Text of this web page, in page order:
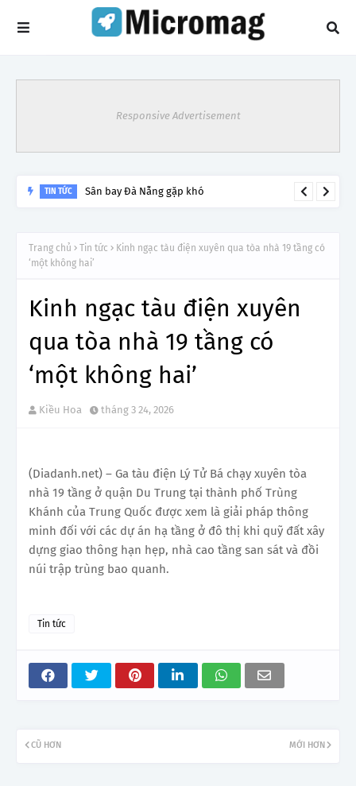
Responsive Advertisement
TIN TỨC Sân bay Đà Nẵng gặp khó
Trang chủ Tin tức
Kinh ngạc tàu điện xuyên qua tòa nhà 19 tầng có
‘một không hai’
Kinh ngạc tàu điện xuyên
qua tòa nhà 19 tầng có
‘một không hai’
Kiều Hoa tháng 3 24, 2026
(Diadanh.net) – Ga tàu điện Lý Tử Bá chạy xuyên tòa
nhà 19 tầng ở quận Du Trung tại thành phố Trùng
Khánh của Trung Quốc được xem là giải pháp thông
minh đối với các dự án hạ tầng ở đô thị khi quỹ đất xây
dựng giao thông hạn hẹp, nhà cao tầng san sát và đồi
núi trập trùng bao quanh.
Tin tức
MỚI HƠN
CŨ HƠN